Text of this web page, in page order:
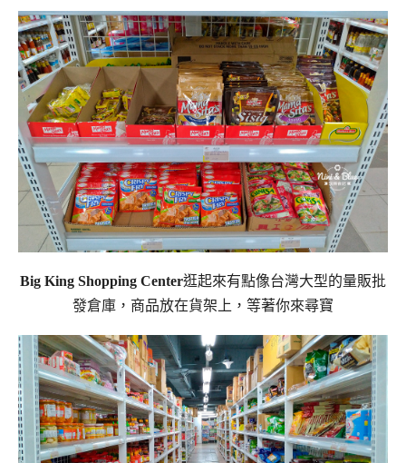
Big King Shopping Center逛起來有點像台灣大型的量販批
發倉庫，商品放在貨架上，等著你來尋寶